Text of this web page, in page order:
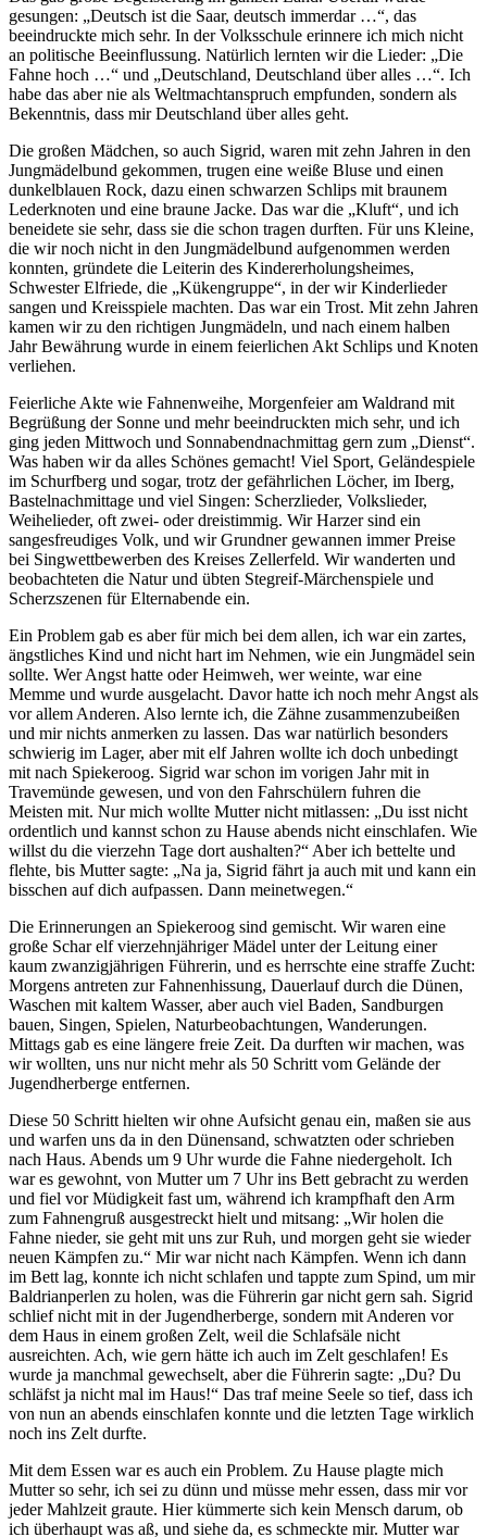
gesungen:
Deutsch ist die Saar, deutsch immerdar … , das
beeindruckte mich sehr. In der Volksschule erinnere ich mich nicht
an politische Beeinflussung. Natürlich lernten wir die Lieder:
Die
Fahne hoch …
und Deutschland, Deutschland über alles … . Ich
habe das aber nie als Weltmachtanspruch empfunden, sondern als
Bekenntnis, dass mir Deutschland über alles geht.
Die großen Mädchen, so auch Sigrid, waren mit zehn Jahren in den
Jungmädelbund gekommen, trugen eine weiße Bluse und einen
dunkelblauen Rock, dazu einen schwarzen Schlips mit braunem
Lederknoten und eine braune Jacke. Das war die
Kluft , und ich
beneidete sie sehr, dass sie die schon tragen durften. Für uns Kleine,
die wir noch nicht in den Jungmädelbund aufgenommen werden
konnten, gründete die Leiterin des Kindererholungsheimes,
Schwester Elfriede, die
Kükengruppe , in der wir Kinderlieder
sangen und Kreisspiele machten. Das war ein Trost. Mit zehn Jahren
kamen wir zu den richtigen Jungmädeln, und nach einem halben
Jahr Bewährung wurde in einem feierlichen Akt Schlips und Knoten
verliehen.
Feierliche Akte wie Fahnenweihe, Morgenfeier am Waldrand mit
Begrüßung der Sonne und mehr beeindruckten mich sehr, und ich
ging jeden Mittwoch und Sonnabendnachmittag gern zum
Dienst .
Was haben wir da alles Schönes gemacht! Viel Sport, Geländespiele
im Schurfberg und sogar, trotz der gefährlichen Löcher, im Iberg,
Bastelnachmittage und viel Singen: Scherzlieder, Volkslieder,
Weihelieder, oft zwei- oder dreistimmig. Wir Harzer sind ein
sangesfreudiges Volk, und wir Grundner gewannen immer Preise
bei Singwettbewerben des Kreises Zellerfeld. Wir wanderten und
beobachteten die Natur und übten Stegreif-Märchenspiele und
Scherzszenen für Elternabende ein.
Ein Problem gab es aber für mich bei dem allen, ich war ein zartes,
ängstliches Kind und nicht hart im Nehmen, wie ein Jungmädel sein
sollte. Wer Angst hatte oder Heimweh, wer weinte, war eine
Memme und wurde ausgelacht. Davor hatte ich noch mehr Angst als
vor allem Anderen. Also lernte ich, die Zähne zusammenzubeißen
und mir nichts anmerken zu lassen. Das war natürlich besonders
schwierig im Lager, aber mit elf Jahren wollte ich doch unbedingt
mit nach Spiekeroog. Sigrid war schon im vorigen Jahr mit in
Travemünde gewesen, und von den Fahrschülern fuhren die
Meisten mit. Nur mich wollte Mutter nicht mitlassen:
Du isst nicht
ordentlich und kannst schon zu Hause abends nicht einschlafen. Wie
willst du die vierzehn Tage dort aushalten? Aber ich bettelte und
flehte, bis Mutter sagte:
Na ja, Sigrid fährt ja auch mit und kann ein
bisschen auf dich aufpassen. Dann meinetwegen.
Die Erinnerungen an Spiekeroog sind gemischt. Wir waren eine
große Schar elf vierzehnjähriger Mädel unter der Leitung einer
kaum zwanzigjährigen Führerin, und es herrschte eine straffe Zucht:
Morgens antreten zur Fahnenhissung, Dauerlauf durch die Dünen,
Waschen mit kaltem Wasser, aber auch viel Baden, Sandburgen
bauen, Singen, Spielen, Naturbeobachtungen, Wanderungen.
Mittags gab es eine längere freie Zeit. Da durften wir machen, was
wir wollten, uns nur nicht mehr als 50 Schritt vom Gelände der
Jugendherberge entfernen.
Diese 50 Schritt hielten wir ohne Aufsicht genau ein, maßen sie aus
und warfen uns da in den Dünensand, schwatzten oder schrieben
nach Haus. Abends um 9 Uhr wurde die Fahne niedergeholt. Ich
war es gewohnt, von Mutter um 7 Uhr ins Bett gebracht zu werden
und fiel vor Müdigkeit fast um, während ich krampfhaft den Arm
zum Fahnengruß ausgestreckt hielt und mitsang:
Wir holen die
Fahne nieder, sie geht mit uns zur Ruh, und morgen geht sie wieder
neuen Kämpfen zu.
Mir war nicht nach Kämpfen. Wenn ich dann
im Bett lag, konnte ich nicht schlafen und tappte zum Spind, um mir
Baldrianperlen zu holen, was die Führerin gar nicht gern sah. Sigrid
schlief nicht mit in der Jugendherberge, sondern mit Anderen vor
dem Haus in einem großen Zelt, weil die Schlafsäle nicht
ausreichten. Ach, wie gern hätte ich auch im Zelt geschlafen! Es
wurde ja manchmal gewechselt, aber die Führerin sagte:
Du? Du
schläfst ja nicht mal im Haus!
Das traf meine Seele so tief, dass ich
von nun an abends einschlafen konnte und die letzten Tage wirklich
noch ins Zelt durfte.
Mit dem Essen war es auch ein Problem. Zu Hause plagte mich
Mutter so sehr, ich sei zu dünn und müsse mehr essen, dass mir vor
jeder Mahlzeit graute. Hier kümmerte sich kein Mensch darum, ob
ich überhaupt was aß, und siehe da, es schmeckte mir. Mutter war